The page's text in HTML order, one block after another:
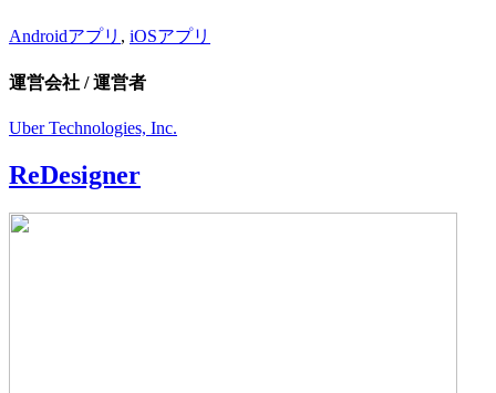
Androidアプリ , iOSアプリ
運営会社 / 運営者
Uber Technologies, Inc.
ReDesigner